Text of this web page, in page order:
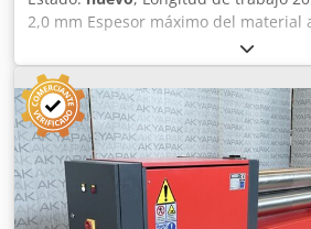
2,0 mm Espesor máximo del material
Diámetro del rodillo inferior 110 mm
curvado 165 mm Potencia del motor
curvado 5,2 mm/min Longitud 3150
Ancho 850 mm Equipamiento
máquina de fundición -Curvado
electromotor -Movimiento manual de
rodillo trasero mediante volante -
-Rodillo superior abatible